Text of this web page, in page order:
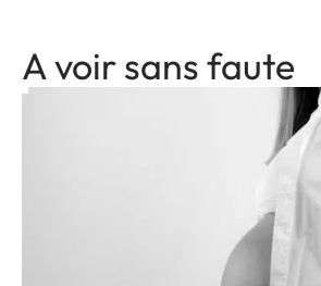
A voir sans faute